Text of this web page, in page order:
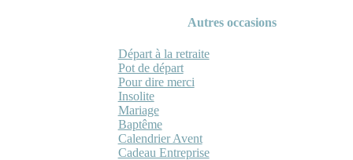
Autres occasions
Départ à la retraite
Pot de départ
Pour dire merci
Insolite
Mariage
Baptême
Calendrier Avent
Cadeau Entreprise